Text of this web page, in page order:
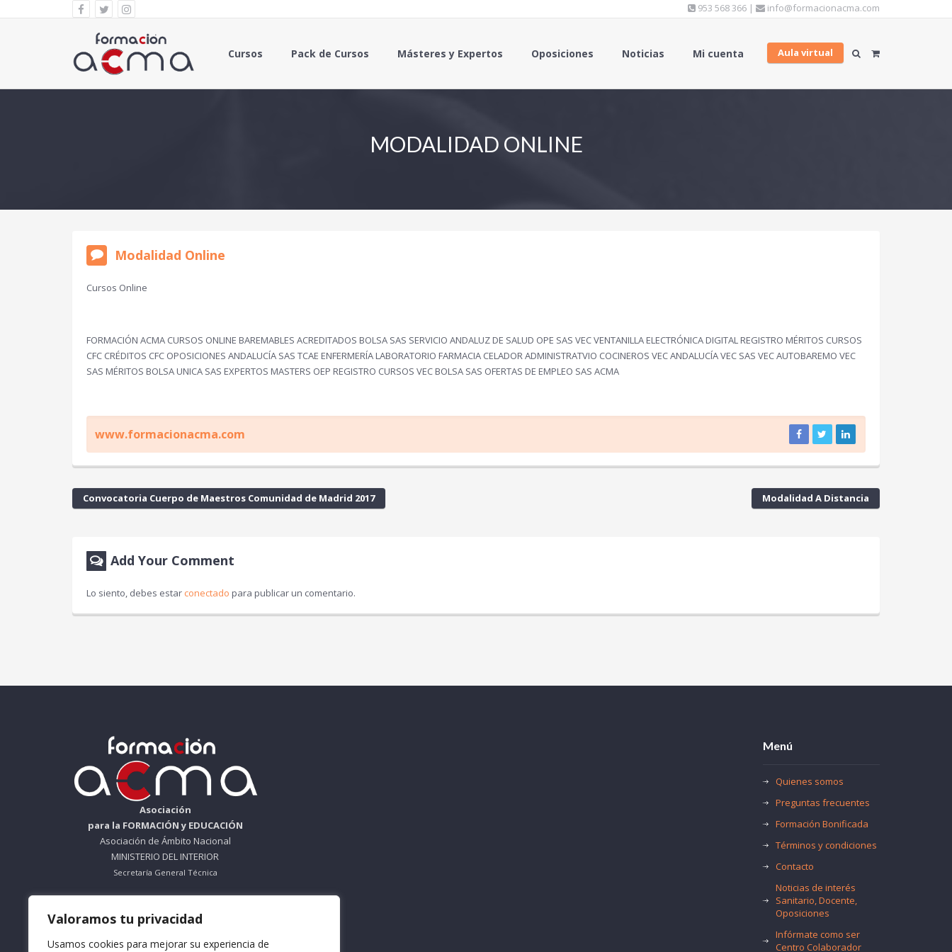
Valoramos tu privacidad
Usamos cookies para mejorar su experiencia de
953 568 366 | info@formacionacma.com
Cursos Pack de Cursos Másteres y Expertos Oposiciones Noticias Mi cuenta Aula virtual
MODALIDAD ONLINE
Modalidad Online
Cursos Online
FORMACIÓN ACMA CURSOS ONLINE BAREMABLES ACREDITADOS BOLSA SAS SERVICIO ANDALUZ DE SALUD OPE SAS VEC VENTANILLA ELECTRÓNICA DIGITAL REGISTRO MÉRITOS CURSOS
CFC CRÉDITOS CFC OPOSICIONES ANDALUCÍA SAS TCAE ENFERMERÍA LABORATORIO FARMACIA CELADOR ADMINISTRATVIO COCINEROS VEC ANDALUCÍA VEC SAS VEC AUTOBAREMO VEC
SAS MÉRITOS BOLSA UNICA SAS EXPERTOS MASTERS OEP REGISTRO CURSOS VEC BOLSA SAS OFERTAS DE EMPLEO SAS ACMA
www.formacionacma.com
Convocatoria Cuerpo de Maestros Comunidad de Madrid 2017 Modalidad A Distancia
Add Your Comment
Lo siento, debes estar conectado para publicar un comentario.
Asociación
para la FORMACIÓN y EDUCACIÓN
Asociación de Ámbito Nacional
MINISTERIO DEL INTERIOR
Secretaría General Técnica
Nº Registro 612695
Teléfono: 953 56 83 66
Menú
Quienes somos
Preguntas frecuentes
Formación Bonificada
Términos y condiciones
Contacto
Noticias de interés
Sanitario, Docente,
Oposiciones
Infórmate como ser
Centro Colaborador